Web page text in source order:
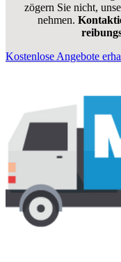
zögern Sie nicht,
nehmen.
Kostenlose Angebote